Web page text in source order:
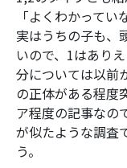
「よくわかってい
実はうちの子も、
いので、1はあり
分については以前
の正体がある程度
ア程度の記事なの
が似たような調査
う。